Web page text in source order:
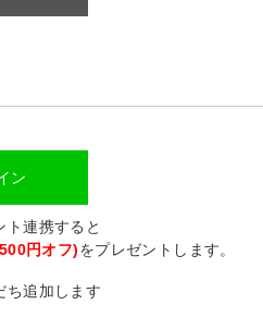
ン
連携すると
円オフ)をプレゼントします。
追加します